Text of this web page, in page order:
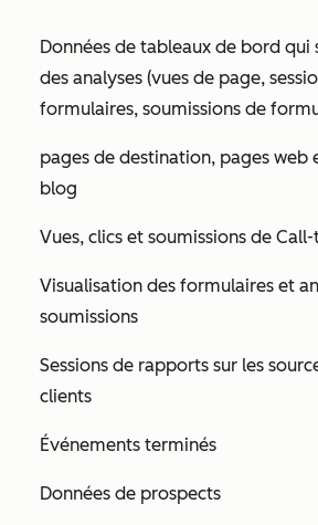
Données de tableaux de bord qui
des analyses (vues de page,
formulaires, soumissions de
pages de destination, pages web
blog
Vues, clics et soumissions de
Visualisation des formulaires et
soumissions
Sessions de rapports sur les
clients
Événements terminés
Données de prospects